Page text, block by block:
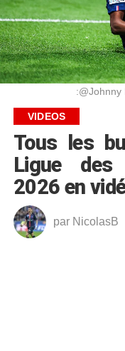
:@Johnny
VIDEOS
Tous les
Ligue des
2026 en
par NicolasB